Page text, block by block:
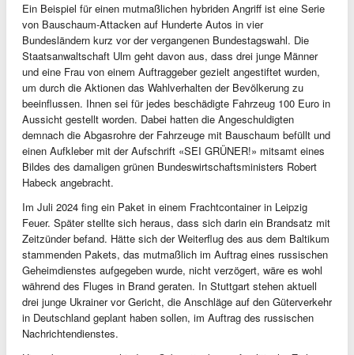
Ein Beispiel für einen mutmaßlichen hybriden Angriff ist eine Serie
von Bauschaum-Attacken auf Hunderte Autos in vier
Bundesländern kurz vor der vergangenen Bundestagswahl. Die
Staatsanwaltschaft Ulm geht davon aus, dass drei junge Männer
und eine Frau von einem Auftraggeber gezielt angestiftet wurden,
um durch die Aktionen das Wahlverhalten der Bevölkerung zu
beeinflussen. Ihnen sei für jedes beschädigte Fahrzeug 100 Euro in
Aussicht gestellt worden. Dabei hatten die Angeschuldigten
demnach die Abgasrohre der Fahrzeuge mit Bauschaum befüllt und
einen Aufkleber mit der Aufschrift «SEI GRÜNER!» mitsamt eines
Bildes des damaligen grünen Bundeswirtschaftsministers Robert
Habeck angebracht.
Im Juli 2024 fing ein Paket in einem Frachtcontainer in Leipzig
Feuer. Später stellte sich heraus, dass sich darin ein Brandsatz mit
Zeitzünder befand. Hätte sich der Weiterflug des aus dem Baltikum
stammenden Pakets, das mutmaßlich im Auftrag eines russischen
Geheimdienstes aufgegeben wurde, nicht verzögert, wäre es wohl
während des Fluges in Brand geraten. In Stuttgart stehen aktuell
drei junge Ukrainer vor Gericht, die Anschläge auf den Güterverkehr
in Deutschland geplant haben sollen, im Auftrag des russischen
Nachrichtendienstes.